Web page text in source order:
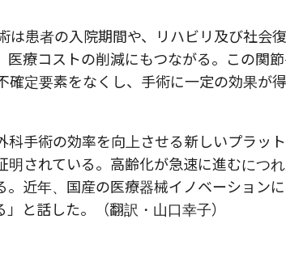
患者の入院期間や、リハビリ及び社会
療コストの削減にもつながる。この関
確定要素をなくし、手術に一定の効果が
手術の効率を向上させる新しいプラッ
されている。高齢化が急速に進むにつ
近年、国産の医療器械イノベーション
と話した。（翻訳・山口幸子）